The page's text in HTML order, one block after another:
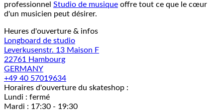
professionnel Studio de musique offre tout ce que le cœur
d'un musicien peut désirer.
Heures d'ouverture & infos
Longboard de studio
Leverkusenstr. 13 Maison F
22761 Hambourg
GERMANY
+49 40 57019634
Horaires d'ouverture du skateshop :
Lundi : fermé
Mardi : 17:30 - 19:30